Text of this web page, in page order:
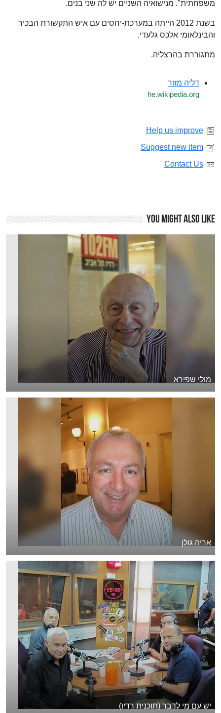
משפחתית". מנישואיה השניים יש לה שני בנים.
בשנת 2012 הייתה במערכת-יחסים עם איש התקשורת הבכיר
והבינלאומי אלכס גלעדי.
מתגוררת בהרצליה.
דליה מזור
he.wikipedia.org
Help us improve
Suggest new item
Contact Us
You might also like
מולי שפירא
אריה גולן
יש עם מי לדבר (תוכנית רדיו)